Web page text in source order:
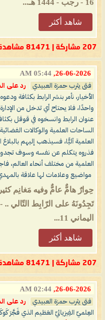
شاهد أكثر
207 مشاركة | 81471 مشاهدة
26-06-2026,
05:44 AM
فتى يثرب حمزة العبيدي رد على
الأخيار، نأمر بنشر الرابط بكثافة
واحدًا، فلا يحتاح أي تدخل من الإدارة
عنوان الرابط وانسخوه في قوقل
الساحات العلمية والوكالات
العلمية آليًّا، فسيذهب إليهم
فذروه يتكلم عن نفسه وسوف
العلمية من مختلف أنحاء العالم،
مواضيع وعلامات لها علاقة
حِوارٌ هامٌّ عامٌّ وفيه مَغانِم
اليماني 11...
شاهد أكثر
207 مشاركة | 81471 مشاهدة
26-06-2026,
02:44 AM
فتى يثرب حمزة العبيدي رد على
العِلميّ الفِيزيائيّ العَظيم الذي فَجَّرَ